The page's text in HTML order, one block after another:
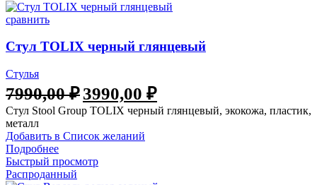
сравнить
Стул TOLIX черный глянцевый
Стулья
7990,00₽3990,00 ₽
Стул Stool Group TOLIX черный глянцевый, экокожа, пластик,
металл
Добавить в Список желаний
Подробнее
Быстрый просмотр
Распроданный